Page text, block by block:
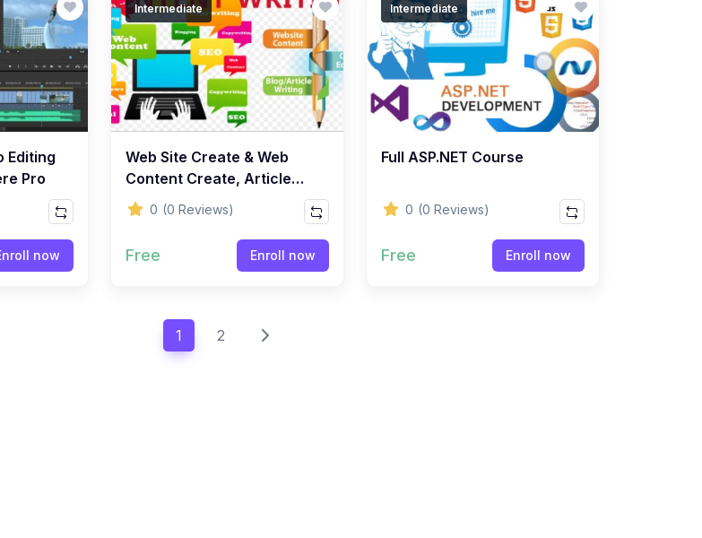
Editing
Pro
now
Intermediate
Web Site Create & Web
Content Create, Article
Writing, Products
Description Writing
0 (0 Reviews)
Free Enroll now
Intermediate
Full ASP.NET Course
0 (0 Reviews)
Free Enroll now
1 2